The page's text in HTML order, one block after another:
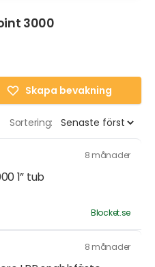
3000
Skapa bevakning
Sortering:
8 månader
1” tub
Blocket.se
8 månader